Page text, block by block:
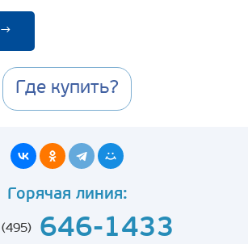
→
Где купить?
Горячая линия:
(495) 646-1433